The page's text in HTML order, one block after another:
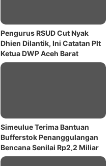
Pengurus RSUD Cut Nyak
Dhien Dilantik, Ini Catatan Plt
Ketua DWP Aceh Barat
Simeulue Terima Bantuan
Bufferstok Penanggulangan
Bencana Senilai Rp2,2 Miliar